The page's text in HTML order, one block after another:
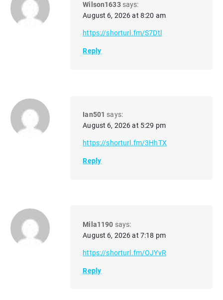
Wilson1633 says:
August 6, 2026 at 8:20 am
https://shorturl.fm/S7Dtl
Reply
Ian501 says:
August 6, 2026 at 5:29 pm
https://shorturl.fm/3HhTX
Reply
Mila1190 says:
August 6, 2026 at 7:18 pm
https://shorturl.fm/OJYvR
Reply